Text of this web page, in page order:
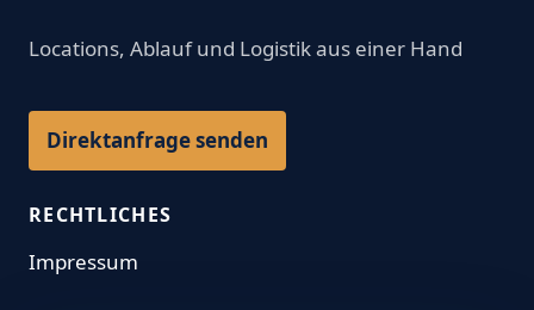
Locations, Ablauf und Logistik aus einer Hand
Direktanfrage senden
RECHTLICHES
Impressum